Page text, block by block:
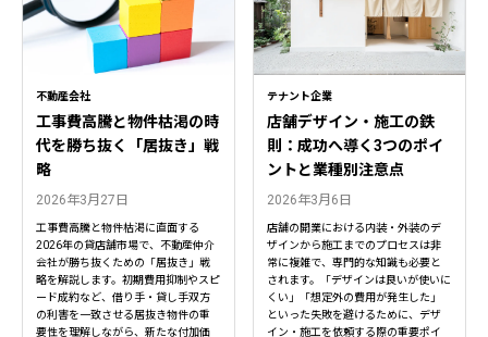
不動産会社
工事費高騰と物件枯渇の時
代を勝ち抜く「居抜き」戦
略
2026年3月27日
工事費高騰と物件枯渇に直面する
2026年の貸店舗市場で、不動産仲介
会社が勝ち抜くための「居抜き」戦
略を解説します。初期費用抑制やスピ
ード成約など、借り手・貸し手双方
の利害を一致させる居抜き物件の重
要性を理解しながら、新たな付加価
テナント企業
店舗デザイン・施工の鉄
則：成功へ導く3つのポイ
ントと業種別注意点
2026年3月6日
店舗の開業における内装・外装のデ
ザインから施工までのプロセスは非
常に複雑で、専門的な知識も必要と
されます。「デザインは良いが使いに
くい」「想定外の費用が発生した」
といった失敗を避けるために、デザ
イン・施工を依頼する際の重要ポイ